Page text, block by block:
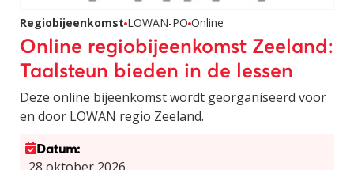
Regiobijeenkomst LOWAN-PO Online
Online regiobijeenkomst Zeeland:
Taalsteun bieden in de lessen
Deze online bijeenkomst wordt georganiseerd voor
en door LOWAN regio Zeeland.
Datum: